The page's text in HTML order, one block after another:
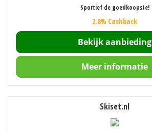
Sportief de goedkoopste!
2.8% Cashback
Bekijk aanbieding
Meer informatie
Skiset.nl